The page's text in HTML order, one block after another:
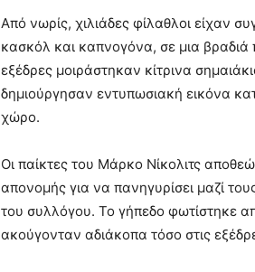
Από νωρίς, χιλιάδες φίλαθλοι είχαν
κασκόλ και καπνογόνα, σε μια βραδιά
εξέδρες μοιράστηκαν κίτρινα
δημιούργησαν εντυπωσιακή εικόνα
χώρο.
Οι παίκτες του Μάρκο Νίκολιτς
απονομής για να πανηγυρίσει μαζί
του συλλόγου. Το γήπεδο φωτίστηκε
ακούγονταν αδιάκοπα τόσο στις